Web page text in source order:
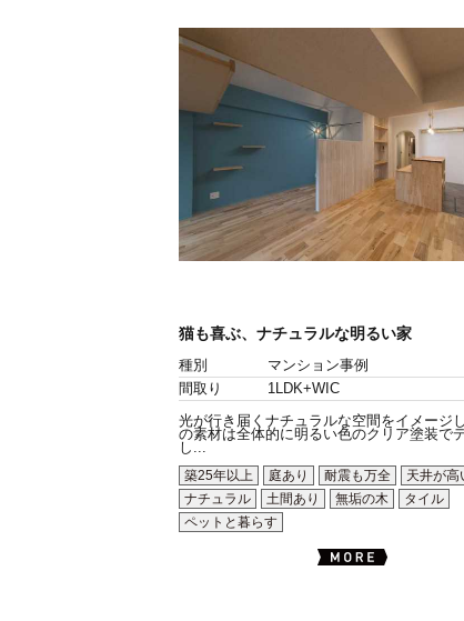
猫も喜ぶ、ナチュラルな明るい家
種別
マンション事例
間取り
1LDK+WIC
光が行き届くナチュラルな空間をイメージ
の素材は全体的に明るい色のクリア塗装で
し...
築25年以上
庭あり 耐震も万全
天井が高
ナチュラル
土間あり 無垢の木
タイル
ペットと暮らす